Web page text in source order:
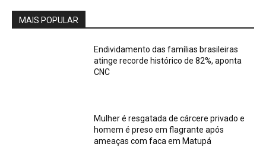
MAIS POPULAR
Endividamento das famílias brasileiras
atinge recorde histórico de 82%, aponta
CNC
Mulher é resgatada de cárcere privado e
homem é preso em flagrante após
ameaças com faca em Matupá